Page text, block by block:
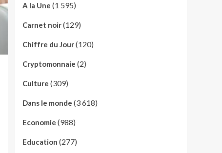
A la Une (1 595)
Carnet noir(129)
Chiffre du Jour(120)
Cryptomonnaie (2)
Culture (309)
Dans le monde (3 618)
Economie (988)
Education (277)